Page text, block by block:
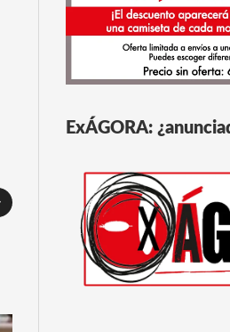
ExÁGORA: